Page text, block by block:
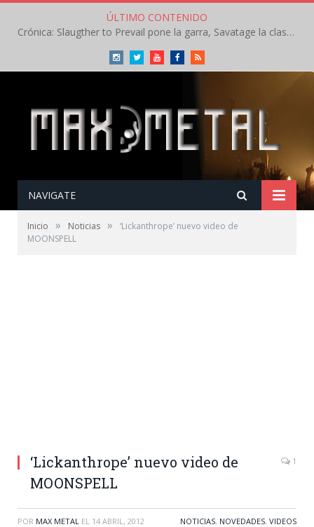
ÚLTIMO CONTENIDO
Crónica: Slaugther to Prevail pone la garra, Savatage la clase en la apertura del Leyendas del Rock – Miércoles – Agosto 2026
InstagramTwitterYoutubeFacebookRSS
NAVIGATE
Inicio » Noticias »
‘Lickanthrope’ nuevo video de
MOONSPELL
‘Lickanthrope’ nuevo video de
MOONSPELL
1
POR MAX METAL EL 14 ABRIL, 2012 NOTICIAS, NOVEDADES, VIDEOS